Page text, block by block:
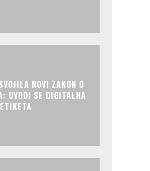
NOVI ZAKON O
UVODI SE DIGITALNA
ETIKETA